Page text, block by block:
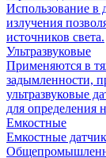
Использование в
излучения
источников света.
Ультразвуковые
Применяются в
задымленности,
ультразвуковые
для определения
Емкостные
Емкостные